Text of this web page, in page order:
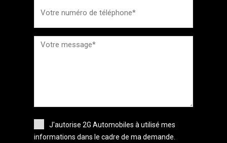
J'autorise 2G Automobiles à utilisé mes
informations dans le cadre de ma demande.